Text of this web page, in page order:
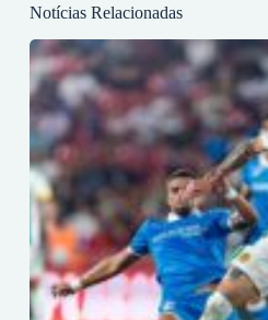
Notícias Relacionadas